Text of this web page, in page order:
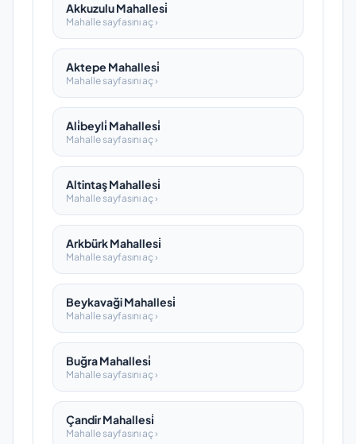
Akkuzulu Mahallesi̇
Mahalle sayfasını aç ›
Aktepe Mahallesi̇
Mahalle sayfasını aç ›
Ali̇beyli̇ Mahallesi̇
Mahalle sayfasını aç ›
Altintaş Mahallesi̇
Mahalle sayfasını aç ›
Arkbürk Mahallesi̇
Mahalle sayfasını aç ›
Beykavaği Mahallesi̇
Mahalle sayfasını aç ›
Buğra Mahallesi̇
Mahalle sayfasını aç ›
Çandir Mahallesi̇
Mahalle sayfasını aç ›